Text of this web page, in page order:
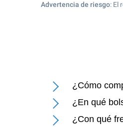
Advertencia de riesgo: El
¿Cómo
¿En qué
¿Con qué